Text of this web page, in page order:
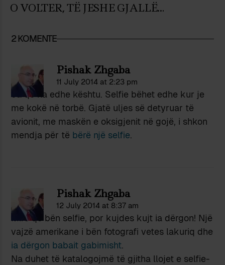
O VOLTER, TË JESHE GJALLË…
2 KOMENTE
Pishak Zhgaba
11 July 2014 at 2:23 pm
Ja që ka edhe kështu. Selfie bëhet edhe kur je
me kokë në torbë. Gjatë uljes së detyruar të
avionit, me maskën e oksigjenit në gojë, i shkon
mendja për të bërë një selfie.
Pishak Zhgaba
12 July 2014 at 8:37 am
Mirë që bën selfie, por kujdes kujt ia dërgon! Një
vajzë amerikane i bën fotografi vetes lakuriq dhe
ia dërgon babait gabimisht.
Na duhet të katalogojmë të gjitha llojet e selfie-